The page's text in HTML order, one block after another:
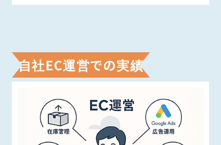
自社EC運営での実績